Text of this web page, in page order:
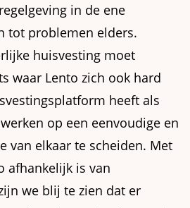
in de ene
tot problemen elders.
huisvesting moet
waar Lento zich ook hard
heeft als
op een eenvoudige en
van elkaar te scheiden. Met
afhankelijk is van
we blij te zien dat er